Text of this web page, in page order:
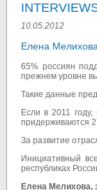
10.05.2012
Елена
65% россиян
прежнем уровне
Такие данные
Если в 2011
придерживаются
За развитие
Инициативный
республиках
Елена Мелихова,